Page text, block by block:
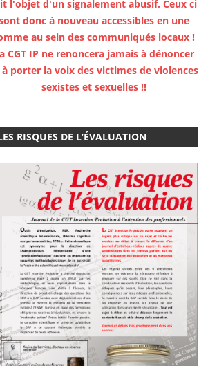
l'objet d'un signalement abusif. Ceux ci
donc à nouveau accessibles en une
au sein des communiqués locaux !
CGT IP ne renoncera jamais à dénoncer
porter la voix des victimes de violences
sexistes et sexuelles !!
RISQUES DE L’ÉVALUATION